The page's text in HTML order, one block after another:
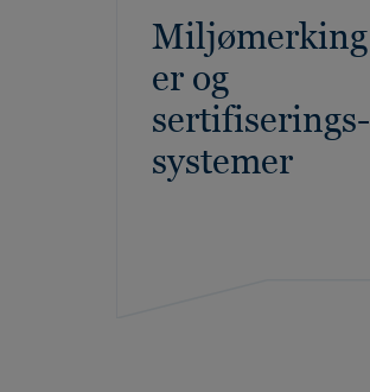
Miljømerking
er og
sertifiserings-
systemer